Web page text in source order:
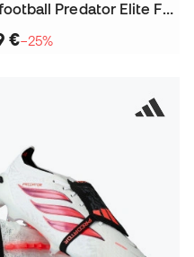
Chaussure de football Predator Elite FT FG
€−25%